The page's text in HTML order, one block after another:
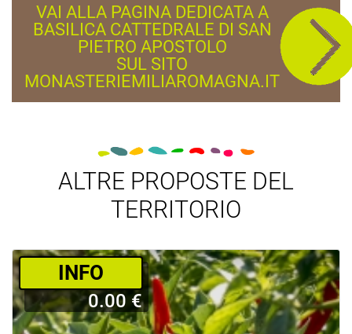
VAI ALLA PAGINA DEDICATA A
BASILICA CATTEDRALE DI SAN
PIETRO APOSTOLO
SUL SITO
MONASTERIEMILIAROMAGNA.IT
ALTRE PROPOSTE DEL
TERRITORIO
­INFO
0.00 €